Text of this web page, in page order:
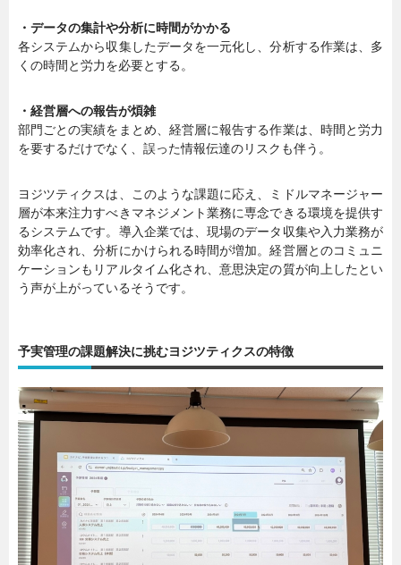
・データの集計や分析に時間がかかる
各システムから収集したデータを一元化し、分析する作業は、多
くの時間と労力を必要とする。
・経営層への報告が煩雑
部門ごとの実績をまとめ、経営層に報告する作業は、時間と労力
を要するだけでなく、誤った情報伝達のリスクも伴う。
ヨジツティクスは、このような課題に応え、ミドルマネージャー
層が本来注力すべきマネジメント業務に専念できる環境を提供す
るシステムです。導入企業では、現場のデータ収集や入力業務が
効率化され、分析にかけられる時間が増加。経営層とのコミュニ
ケーションもリアルタイム化され、意思決定の質が向上したとい
う声が上がっているそうです。
予実管理の課題解決に挑むヨジツティクスの特徴